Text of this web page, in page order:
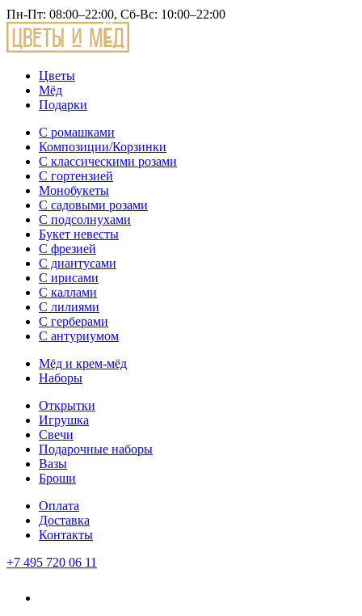
Пн-Пт: 08:00–22:00, Сб-Вс: 10:00–22:00
Цветы
Мёд
Подарки
С ромашками
Композиции/Корзинки
С классическими розами
С гортензией
Монобукеты
С садовыми розами
С подсолнухами
Букет невесты
С фрезией
С диантусами
С ирисами
С каллами
C лилиями
С герберами
С антуриумом
Мёд и крем-мёд
Наборы
Открытки
Игрушка
Свечи
Подарочные наборы
Вазы
Броши
Оплата
Доставка
Контакты
+7 495 720 06 11